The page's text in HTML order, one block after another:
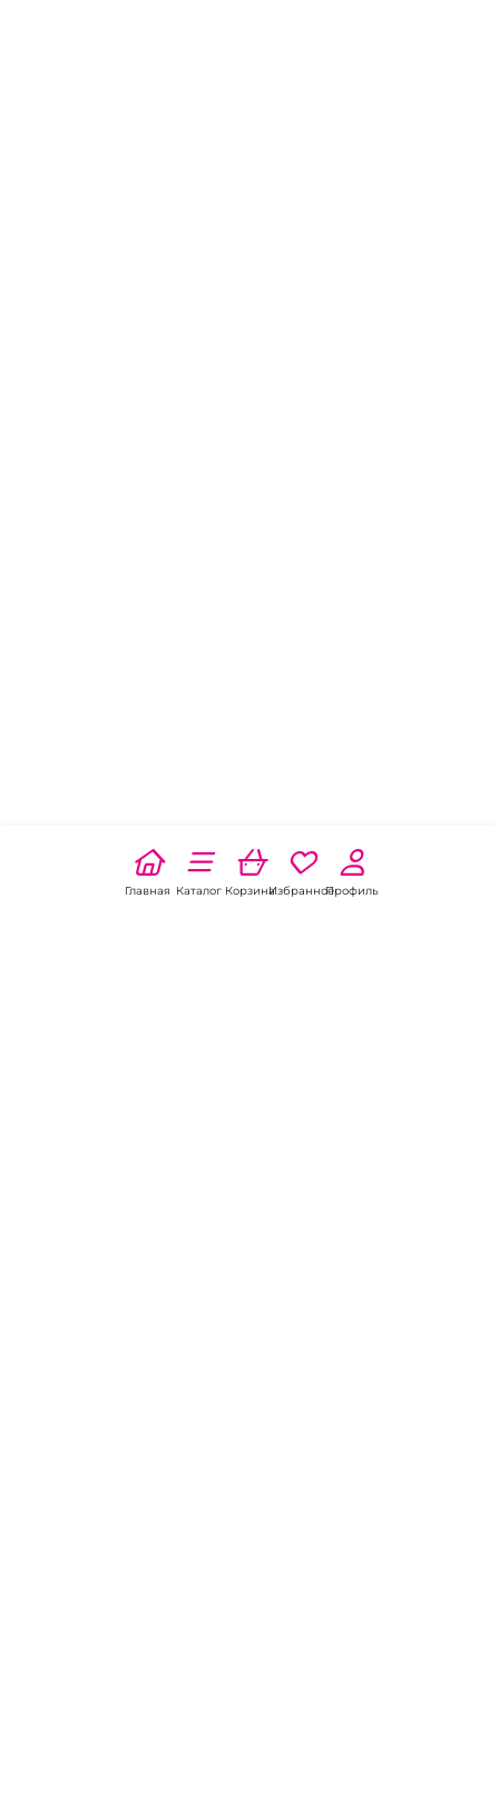
Главная Каталог КорзинаИзбранноеПрофиль